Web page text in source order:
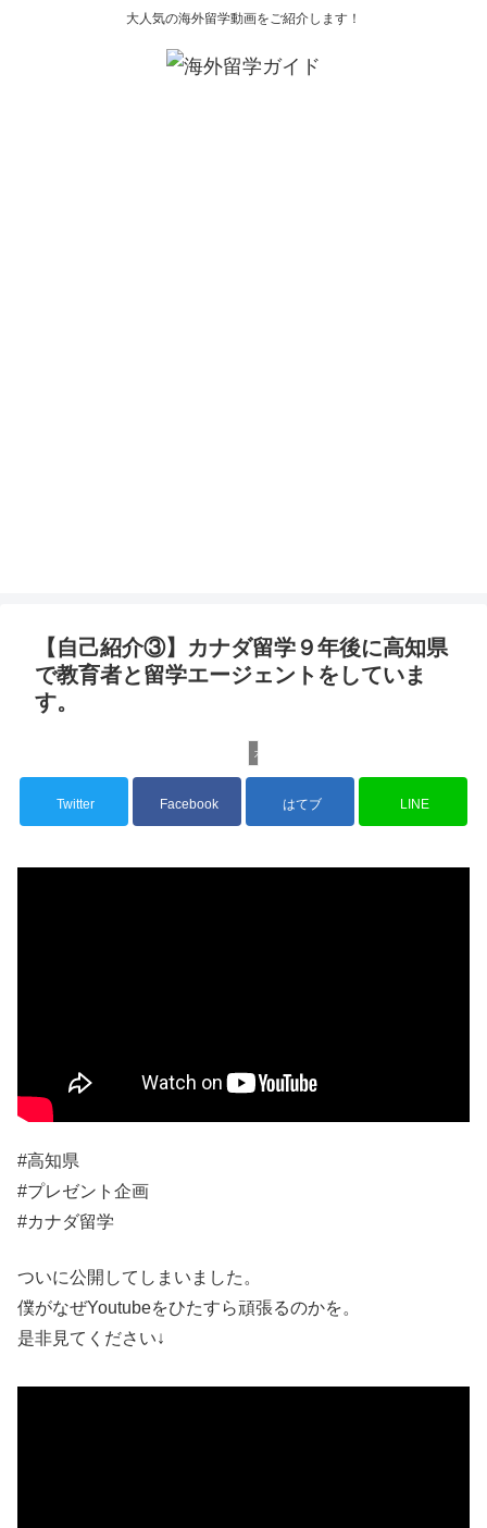
大人気の海外留学動画をご紹介します！
【自己紹介③】カナダ留学９年後に高知県
で教育者と留学エージェントをしていま
す。
カナダ留学
Twitter Facebook はてブ LINE
#高知県
#プレゼント企画
#カナダ留学
ついに公開してしまいました。
僕がなぜYoutubeをひたすら頑張るのかを。
是非見てください↓